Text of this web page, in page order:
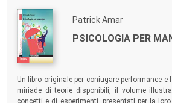
Patrick Amar
PSICOLOGIA PER
Un libro originale per coniugare performance e
miriade di teorie disponibili, il volume
concetti e di esperimenti, presentati per la